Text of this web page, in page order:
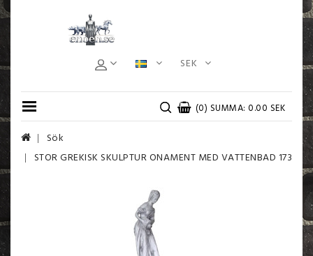
SEK
(0) SUMMA: 0.00 SEK
Sök
STOR GREKISK SKULPTUR ONAMENT MED VATTENBAD 173 CM